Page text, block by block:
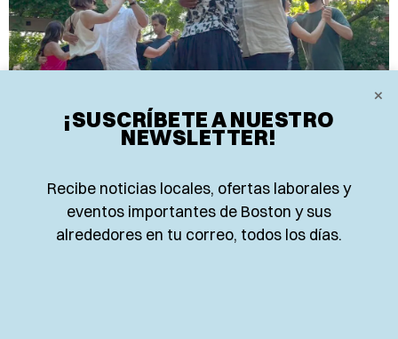
FIESTA DE SAMBA Y BAILE LATINO
×
¡SUSCRÍBETE A NUESTRO
NEWSLETTER!
Recibe noticias locales, ofertas laborales y
eventos importantes de Boston y sus
alrededores en tu correo, todos los días.